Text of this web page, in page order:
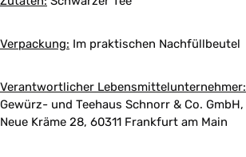
Verpackung: Im praktischen Nachfüllbeutel
Verantwortlicher Lebensmittelunternehmer:
Gewürz- und Teehaus Schnorr & Co. GmbH,
Neue Kräme 28, 60311 Frankfurt am Main